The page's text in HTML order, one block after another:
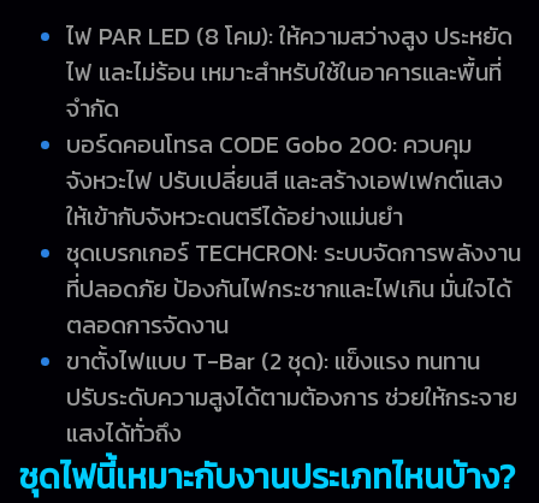
ไฟ PAR LED (8 โคม): ให้ความสว่างสูง ประหยัด
ไฟ และไม่ร้อน เหมาะสำหรับใช้ในอาคารและพื้นที่
จำกัด
บอร์ดคอนโทรล CODE Gobo 200: ควบคุม
จังหวะไฟ ปรับเปลี่ยนสี และสร้างเอฟเฟกต์แสง
ให้เข้ากับจังหวะดนตรีได้อย่างแม่นยำ
ชุดเบรกเกอร์ TECHCRON: ระบบจัดการพลังงาน
ที่ปลอดภัย ป้องกันไฟกระชากและไฟเกิน มั่นใจได้
ตลอดการจัดงาน
ขาตั้งไฟแบบ T-Bar (2 ชุด): แข็งแรง ทนทาน
ปรับระดับความสูงได้ตามต้องการ ช่วยให้กระจาย
แสงได้ทั่วถึง
ชุดไฟนี้เหมาะกับงานประเภทไหนบ้าง?